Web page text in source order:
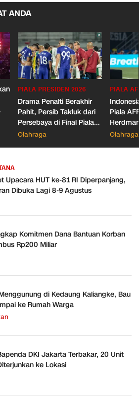
ANDA
PIALA PRESIDEN 2026
Drama Penalti Berakhir
Pahit, Persib Takluk dari
Persebaya di Final Piala
Presiden 2026
Olahraga
PIALA
Piala
Wasit
Olahraga
Upacara HUT ke-81 RI Diperpanjang,
Dibuka Lagi 8-9 Agustus
Komitmen Dana Bantuan Korban
Rp200 Miliar
di Kedaung Kaliangke, Bau
ke Rumah Warga
DKI Jakarta Terbakar, 20 Unit
ke Lokasi